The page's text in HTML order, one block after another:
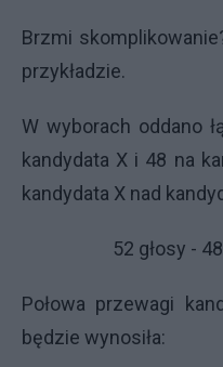
Brzmi
przykładzie.
W wyborach oddano
kandydata X i 48 na
kandydata X nad
52 głosy -
Połowa przewagi
będzie wynosiła: